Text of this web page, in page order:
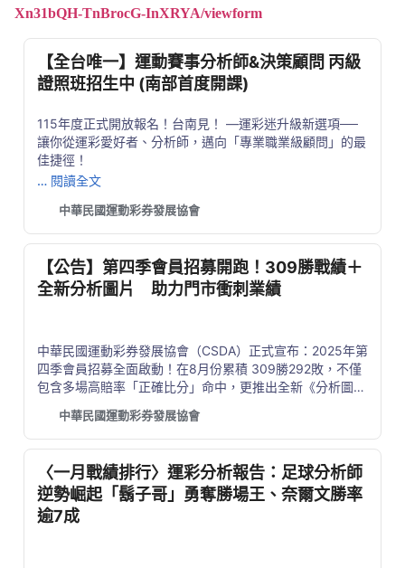
Xn31bQH-TnBrocG-InXRYA/viewform
【全台唯一】運動賽事分析師&決策顧問 丙級
證照班招生中 (南部首度開課)
115年度正式開放報名！台南見！ —運彩迷升級新選項──
讓你從運彩愛好者、分析師，邁向「專業職業級顧問」的最
佳捷徑！
… 閱讀全文
中華民國運動彩券發展協會
【公告】第四季會員招募開跑！309勝戰績＋
全新分析圖片 助力門市衝刺業績
中華民國運動彩券發展協會（CSDA）正式宣布：2025年第
四季會員招募全面啟動！在8月份累積 309勝292敗，不僅
包含多場高賠率「正確比分」命中，更推出全新《分析圖
業感與吸睛力。
中華民國運動彩券發展協會
〈一月戰績排行〉運彩分析報告：足球分析師
逆勢崛起「鬍子哥」勇奪勝場王、奈爾文勝率
逾7成